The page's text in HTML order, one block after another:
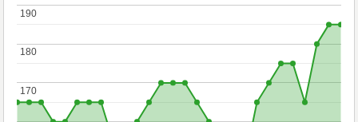
170
170
180
180
190
190